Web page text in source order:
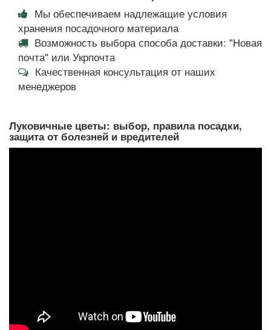
Мы обеспечиваем надлежащие условия
хранения посадочного материала
Возможность выбора способа доставки: "Новая
почта" или Укрпочта
Качественная консультация от наших
менеджеров
Луковичные цветы: выбор, правила посадки,
защита от болезней и вредителей